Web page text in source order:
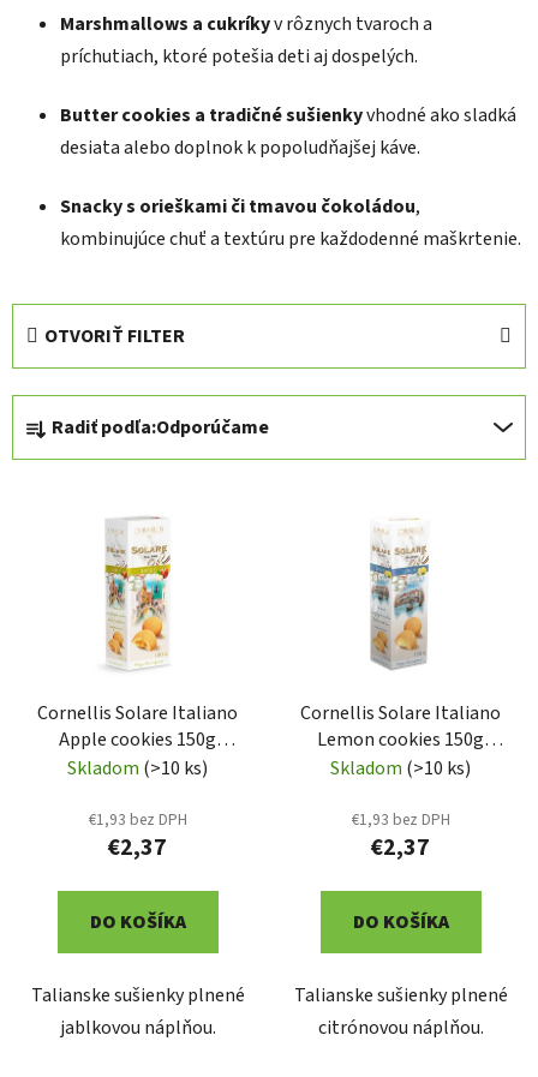
Marshmallows a cukríkyv rôznych tvaroch a
príchutiach, ktoré potešia deti aj dospelých.
Butter cookies a tradičné sušienkyvhodné ako sladká
desiata alebo doplnok k popoludňajšej káve.
Snacky s orieškami či tmavou čokoládou,
kombinujúce chuť a textúru pre každodenné maškrtenie.
OTVORIŤ FILTER
a
d
Radiť podľa:Odporúčame
Cornellis Solare Italiano
Apple cookies 150g
(CR3007)
Skladom (>10 ks)
€1,93 bez DPH
€2,37
DO KOŠÍKA
Talianske sušienky plnené
jablkovou náplňou.
Cornellis Solare Italiano
Lemon cookies 150g
(CR3006)
Skladom (>10 ks)
€1,93 bez DPH
€2,37
DO KOŠÍKA
Talianske sušienky plnené
citrónovou náplňou.